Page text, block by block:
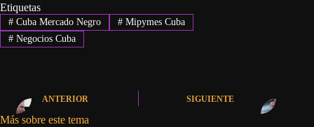
Etiquetas
#Cuba Mercado Negro #Mipymes Cuba
#Negocios Cuba
ANTERIOR SIGUIENTE
Más sobre este tema